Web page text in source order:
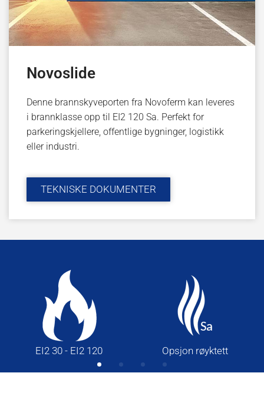
Novoslide
Denne brannskyveporten fra Novoferm kan leveres
i brannklasse opp til EI2 120 Sa. Perfekt for
parkeringskjellere, offentlige bygninger, logistikk
eller industri.
TEKNISKE DOKUMENTER
EI2 30 - EI2 120 Opsjon røyktett